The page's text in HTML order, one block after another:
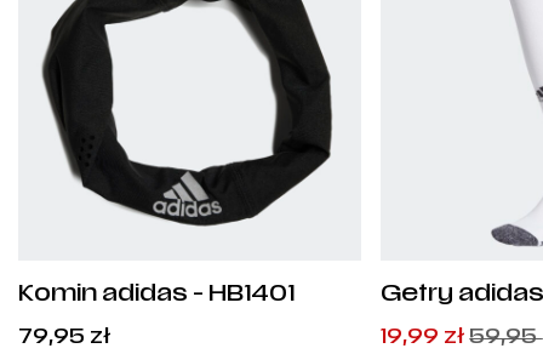
Komin adidas - HB1401
79,95 zł
Getry
Pierwotna
Aktualna
19,99 zł 59,95